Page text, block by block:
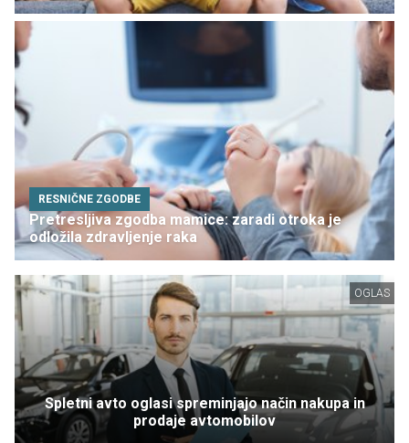
RESNIČNE ZGODBE
Pretresljiva zgodba mamice: zaradi otroka je
odložila zdravljenje raka
OGLAS
Spletni avto oglasi spreminjajo način nakupa in
prodaje avtomobilov